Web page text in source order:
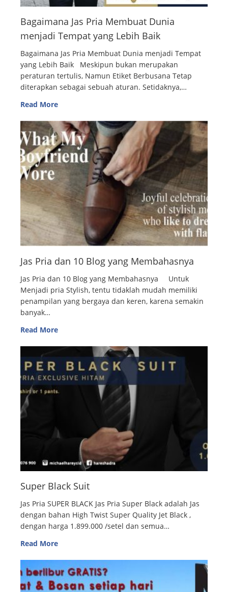
Bagaimana Jas Pria Membuat Dunia
menjadi Tempat yang Lebih Baik
Bagaimana Jas Pria Membuat Dunia menjadi Tempat
yang Lebih Baik Meskipun bukan merupakan
peraturan tertulis, Namun Etiket Berbusana Tetap
diterapkan sebagai sebuah aturan. Setidaknya,…
Read More
Jas Pria dan 10 Blog yang Membahasnya
Jas Pria dan 10 Blog yang Membahasnya Untuk
Menjadi pria Stylish, tentu tidaklah mudah memiliki
penampilan yang bergaya dan keren, karena semakin
banyak…
Read More
Super Black Suit
Jas Pria SUPER BLACK Jas Pria Super Black adalah Jas
dengan bahan High Twist Super Quality Jet Black ,
dengan harga 1.899.000 /setel dan semua…
Read More